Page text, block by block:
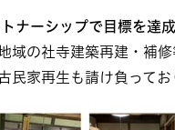
ナーシップで目標を達
域の社寺建築再建・補修
民家再生も請け負ってお